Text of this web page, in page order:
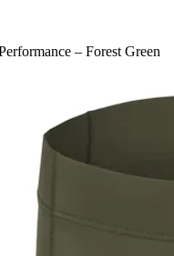
– Forest Green